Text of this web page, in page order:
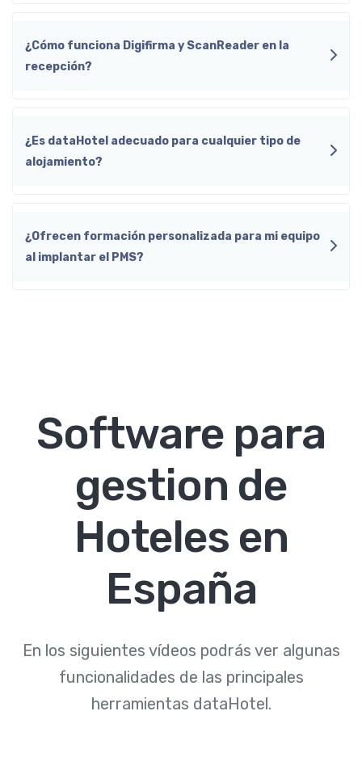
¿Cómo funciona Digifirma y ScanReader en la
recepción?
¿Es dataHotel adecuado para cualquier tipo de
alojamiento?
¿Ofrecen formación personalizada para mi equipo
al implantar el PMS?
Software para
gestion de
Hoteles en
España
En los siguientes vídeos podrás ver algunas
funcionalidades de las principales
herramientas dataHotel.